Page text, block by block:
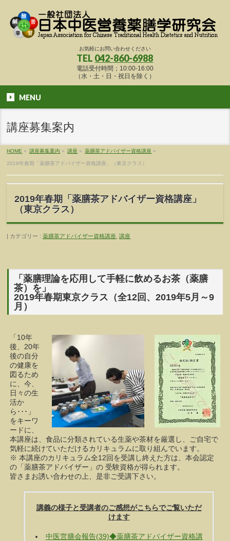
お気軽にお問い合わせください
TEL 042-860-6988
電話受付時間；10:00-16:00
（水・土・日・祝日を除く）
MENU
講座募集案内
HOME » 講座募集案内 » 講座 » 薬膳茶アドバイザー資格講座 »
2019年春期「薬膳茶アドバイザー資格講座」（東京クラス）
2019年春期「薬膳茶アドバイザー資格講座」
（東京クラス）
カテゴリー :薬膳茶アドバイザー資格講座 ,講座
「薬膳理論を応用して手軽に飲めるお茶（薬膳
茶）を」
2019年春期東京クラス（全12回、2019年5月～9
月）
「10年
後、20年
後の自分
の健康を
図るため
に、今、
日々の生
活か
ら･･･」
をキーワ
ードに、
本講座は、食品に分類されている生薬や茶材を厳選し、ご自宅で
気軽に続けていただけるカリキュラムに取り組んでいます。
※ 本講座のカリキュラム全12回を受講し終えた方は、本会認定
の「薬膳茶アドバイザー」の 受験資格が得られます。
皆さまお誘い合わせの上、是非ご受講下さい。
講義の様子と受講者のご感想がこちらでご覧いただ
けます
中医営膳会報告(39)◆薬膳茶アドバイザー資格講